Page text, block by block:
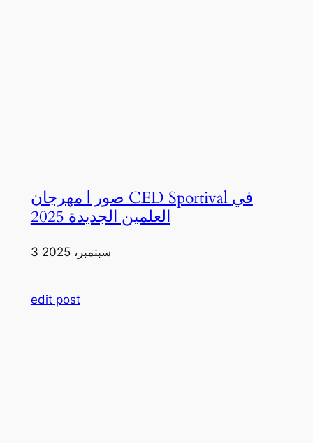
صور | مهرجان CED Sportival في
العلمين الجديدة 2025
3 سبتمبر، 2025
edit post